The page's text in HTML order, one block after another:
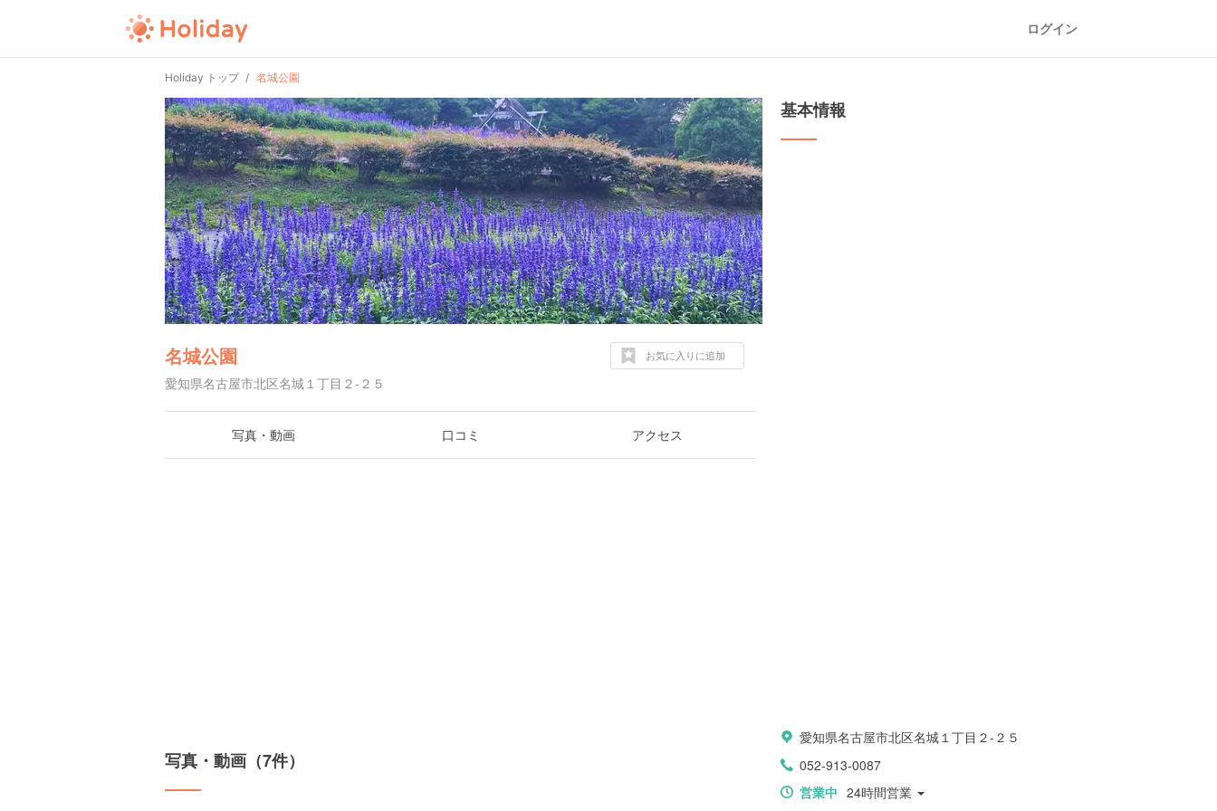
ログイン
Holiday トップ 名城公園
名城公園
愛知県名古屋市北区名城１丁目２-２５
お気に入りに追加
写真・動画 口コミ アクセス
写真・動画（7件）
基本情報
愛知県名古屋市北区名城１丁目２-２５
052-913-0087
営業中 24時間営業